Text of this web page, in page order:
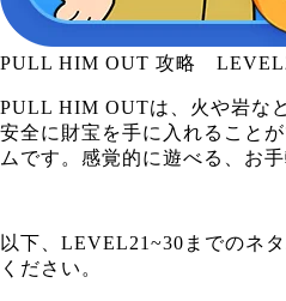
PULL HIM OUT 攻略
PULL HIM OUTは、火や岩な
安全に財宝を手に入れること
ムです。感覚的に遊べる、お
以下、LEVEL21~30までのネ
ください。